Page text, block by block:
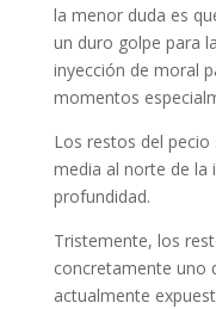
la menor duda es
un duro golpe para
inyección de moral
momentos
Los restos del
media al norte de la
profundidad.
Tristemente, los
concretamente uno
actualmente